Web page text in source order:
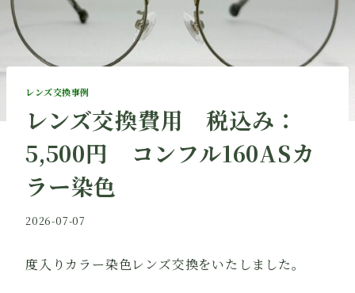
レンズ交換事例
レンズ交換費用 税込み：
5,500円 コンフル160ASカ
ラー染色
By
2026-07-07
度入りカラー染色レンズ交換をいたしました。